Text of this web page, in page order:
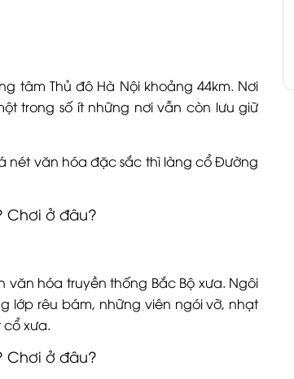
tâm Thủ đô Hà Nội khoảng 44km. Nơi
trong số ít những nơi vẫn còn lưu giữ
nét văn hóa đặc sắc thì làng cổ Đường
hóa truyền thống Bắc Bộ xưa. Ngôi
lớp rêu bám, những viên ngói vỡ, nhạt
xưa.